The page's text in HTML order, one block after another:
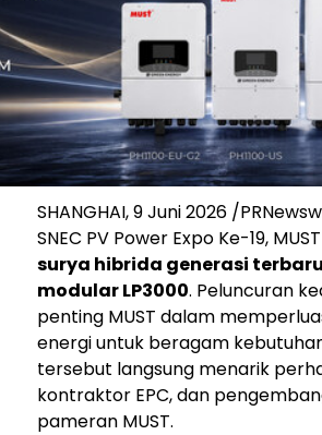
SHANGHAI, 9 Juni 2026 /
SNEC PV Power Expo Ke-19,
surya hibrida generasi terbaru
modular LP3000. Peluncuran
penting MUST dalam
energi untuk beragam
tersebut langsung menarik
kontraktor EPC, dan
pameran MUST.